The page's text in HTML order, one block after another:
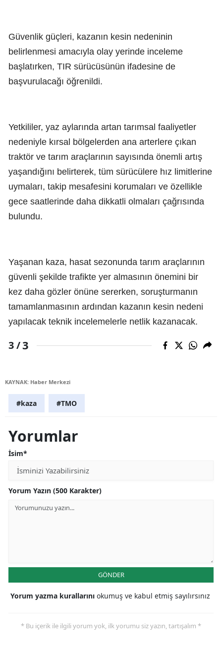
Güvenlik güçleri, kazanın kesin nedeninin
belirlenmesi amacıyla olay yerinde inceleme
başlatırken, TIR sürücüsünün ifadesine de
başvurulacağı öğrenildi.
Yetkililer, yaz aylarında artan tarımsal faaliyetler
nedeniyle kırsal bölgelerden ana arterlere çıkan
traktör ve tarım araçlarının sayısında önemli artış
yaşandığını belirterek, tüm sürücülere hız limitlerine
uymaları, takip mesafesini korumaları ve özellikle
gece saatlerinde daha dikkatli olmaları çağrısında
bulundu.
Yaşanan kaza, hasat sezonunda tarım araçlarının
güvenli şekilde trafikte yer almasının önemini bir
kez daha gözler önüne sererken, soruşturmanın
tamamlanmasının ardından kazanın kesin nedeni
yapılacak teknik incelemelerle netlik kazanacak.
3 /3
KAYNAK: Haber Merkezi
#kaza #TMO
Yorumlar
İsim*
Yorum Yazın (500 Karakter)
GÖNDER
Yorum yazma kurallarını okumuş ve kabul etmiş sayılırsınız
* Bu içerik ile ilgili yorum yok, ilk yorumu siz yazın, tartışalım *